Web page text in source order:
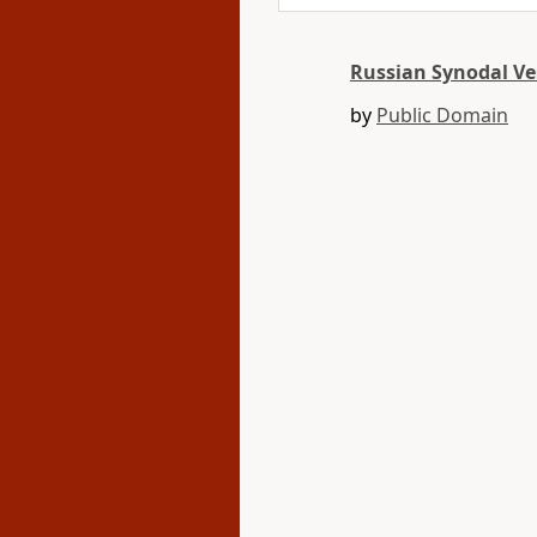
Russian Synodal
by Public Domain